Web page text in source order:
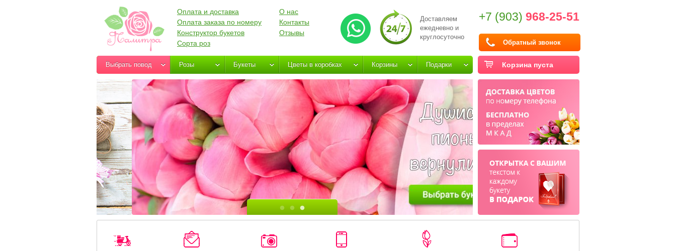
Доставляем
ежедневно и
круглосуточно
+7 (903) 968-25-51
Обратный звонок
Оплата и доставка
Оплата заказа по номеру
Конструктор букетов
Сорта роз
О нас
Контакты
Отзывы
Корзина пуста
Выбрать повод Розы Букеты Цветы в коробках Корзины Подарки